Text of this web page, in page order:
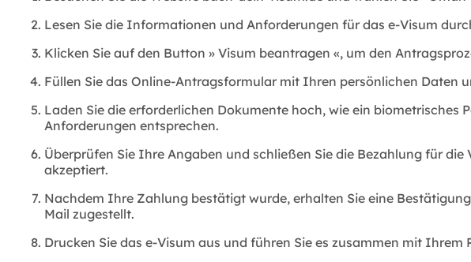
Lesen Sie die Informationen und Anforderungen für das e-Visum
Klicken Sie auf den Button » Visum beantragen «, um den
Füllen Sie das Online-Antragsformular mit Ihren persönlichen Daten
Laden Sie die erforderlichen Dokumente hoch, wie ein biometrisches
Anforderungen entsprechen.
Überprüfen Sie Ihre Angaben und schließen Sie die Bezahlung für
akzeptiert.
Nachdem Ihre Zahlung bestätigt wurde, erhalten Sie eine
Mail zugestellt.
Drucken Sie das e-Visum aus und führen Sie es zusammen mit Ihrem